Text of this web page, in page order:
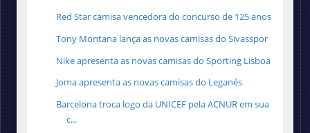
Red Star camisa vencedora do concurso de 125 anos
Tony Montana lança as novas camisas do Sivasspor
Nike apresenta as novas camisas do Sporting Lisboa
Joma apresenta as novas camisas do Leganés
Barcelona troca logo da UNICEF pela ACNUR em sua
c...